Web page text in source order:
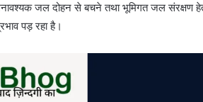
जल दोहन से बचने तथा भूमिगत जल संरक्षण हेतु
पड़ रहा है।